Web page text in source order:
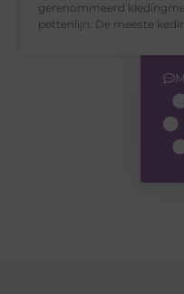
gerenommeerd
pettenlijn. De meeste